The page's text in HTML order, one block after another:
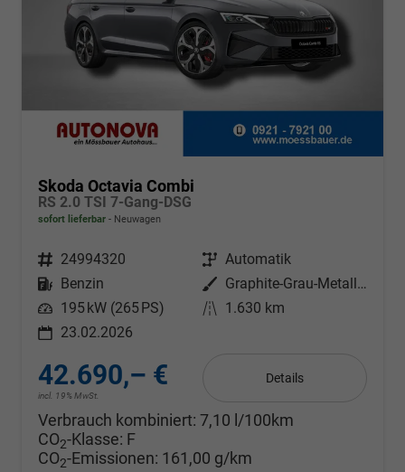
Skoda Octavia Combi
RS 2.0 TSI 7-Gang-DSG
sofort lieferbar Neuwagen
Fahrzeugnr. 24994320 Getriebe Automatik
Kraftstoff
Benzin Außenfarbe
Graphite-Grau-Metallic
Leistung 195 kW (265 PS) Kilometerstand 1.630 km
23.02.2026
42.690,– €
incl. 19% MwSt.
Details
Verbrauch kombiniert: 7,10 l/100km
CO2-Klasse: F
CO2-Emissionen: 161,00 g/km